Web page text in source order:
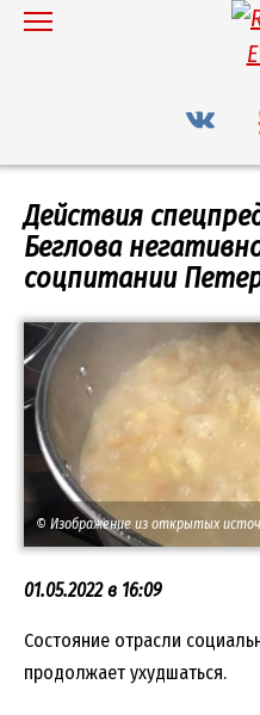
Перейти
Действия
Беглова
соцпитании
© Изображение из открытых
01.05.2022 в 16:09
Состояние отрасли
продолжает ухудшаться.